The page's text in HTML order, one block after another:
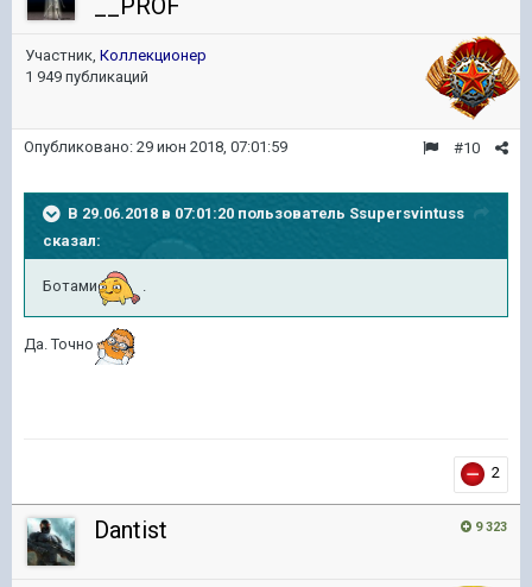
__PROF
Участник, Коллекционер
1 949 публикаций
#10
Опубликовано: 29 июн 2018, 07:01:59
В 29.06.2018 в 07:01:20 пользователь Ssupersvintuss
сказал:
Ботами .
Да. Точно
2
9 323
Dantist